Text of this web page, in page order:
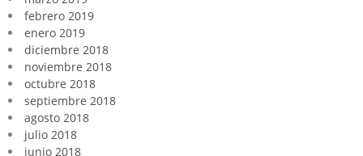
febrero 2019
enero 2019
diciembre 2018
noviembre 2018
octubre 2018
septiembre 2018
agosto 2018
julio 2018
junio 2018